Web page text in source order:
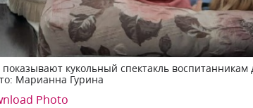
кукольный спектакль воспитанникам
Марианна Гурина
Photo